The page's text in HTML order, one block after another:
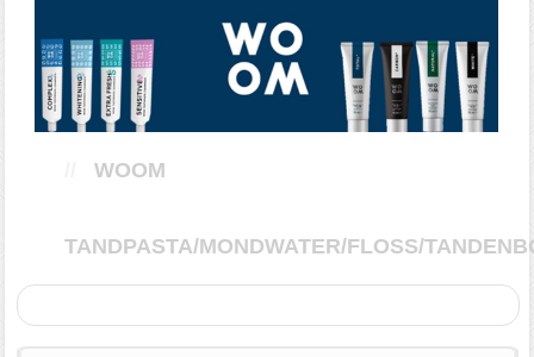
WOOM
TANDPASTA/MONDWATER/FLOSS/